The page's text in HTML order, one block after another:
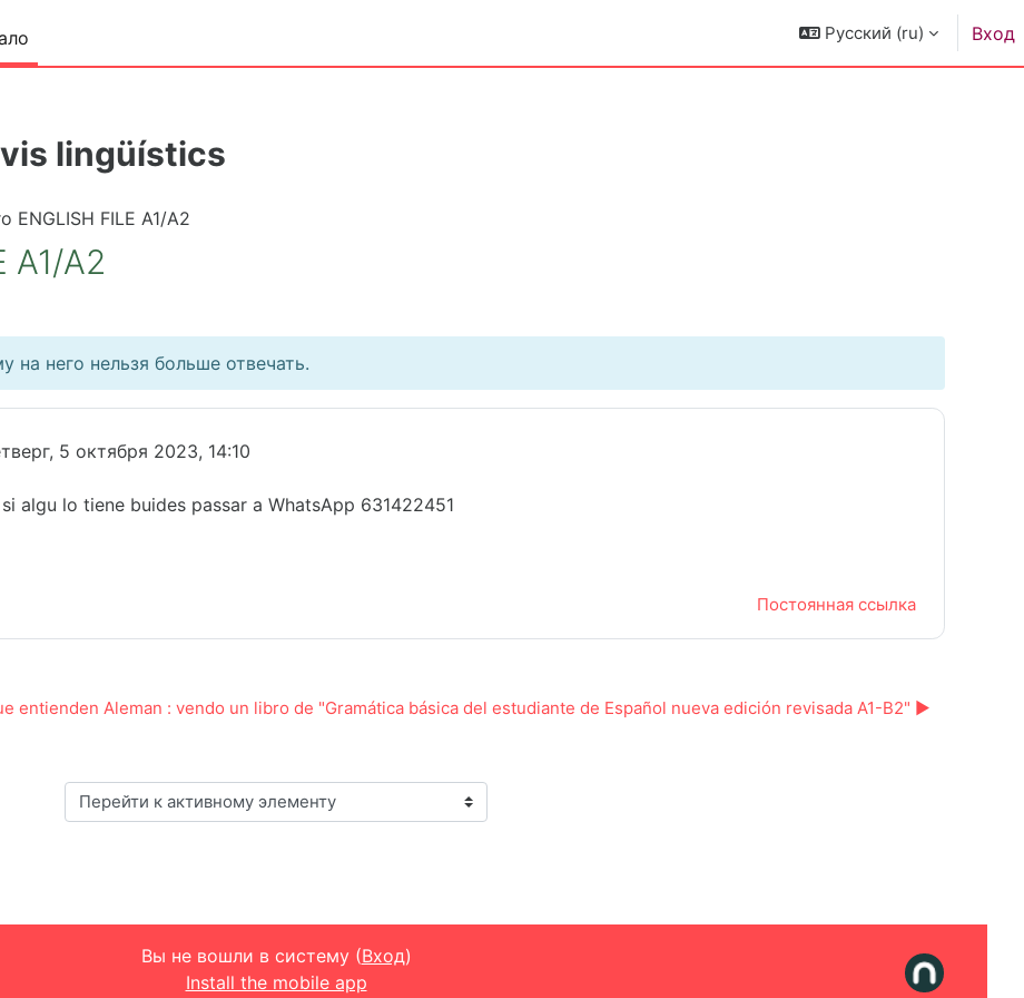
Русский ‎(ru)‎ Вход
lingüístics
ENGLISH FILE A1/A2
A1/A2
на него нельзя больше отвечать.
5 октября 2023, 14:10
algu lo tiene buides passar a WhatsApp 631422451
Постоянная ссылка
entienden Aleman : vendo un libro de "Gramática básica del estudiante de Español nueva edición revisada A1-B2" ▶︎
Перейти к активному элементу
Вы не вошли в систему (Вход)
Install the mobile app